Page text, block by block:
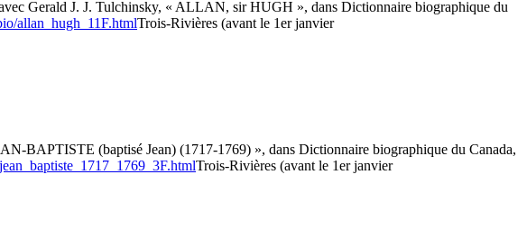
Gerald J. J. Tulchinsky, « ALLAN, sir HUGH », dans Dictionnaire biographique du
allan_hugh_11F.htmlTrois-Rivières (avant le 1er janvier
BAPTISTE (baptisé Jean) (1717-1769) », dans Dictionnaire biographique du Canada,
Trois-Rivières (avant le 1er janvier